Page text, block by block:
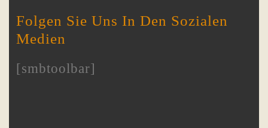
Folgen Sie Uns In Den Sozialen
Medien
[smbtoolbar]